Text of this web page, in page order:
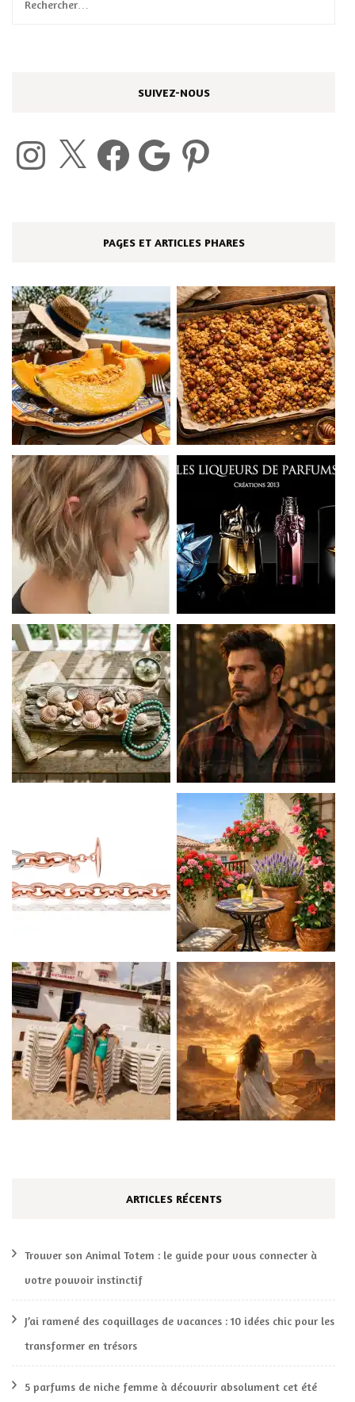
SUIVEZ-NOUS
Instagram Facebook Google Pinterest
PAGES ET ARTICLES PHARES
ARTICLES RÉCENTS
Trouver son Animal Totem : le guide pour vous connecter à
votre pouvoir instinctif
J’ai ramené des coquillages de vacances : 10 idées chic pour les
transformer en trésors
5 parfums de niche femme à découvrir absolument cet été